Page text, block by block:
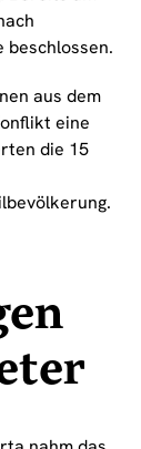
beschlossen.
aus dem
eine
die 15